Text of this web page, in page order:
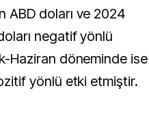
ABD doları ve 2024
negatif yönlü
Haziran döneminde ise
yönlü etki etmiştir.